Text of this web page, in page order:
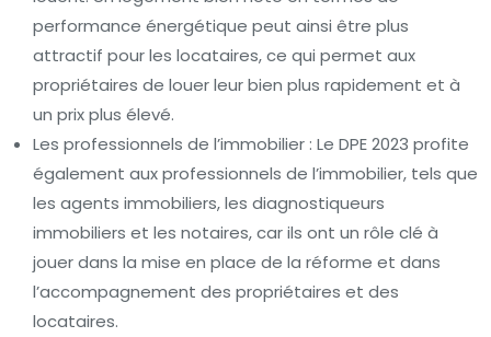
performance énergétique peut ainsi être plus
attractif pour les locataires, ce qui permet aux
propriétaires de louer leur bien plus rapidement et à
un prix plus élevé.
Les professionnels de l’immobilier : Le DPE 2023 profite
également aux professionnels de l’immobilier, tels que
les agents immobiliers, les diagnostiqueurs
immobiliers et les notaires, car ils ont un rôle clé à
jouer dans la mise en place de la réforme et dans
l’accompagnement des propriétaires et des
locataires.